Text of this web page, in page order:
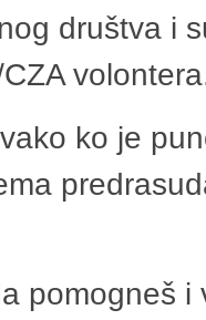
društva i
ko je
pomogneš